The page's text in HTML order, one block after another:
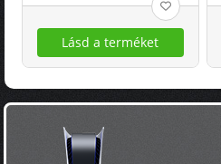
Lásd a terméket